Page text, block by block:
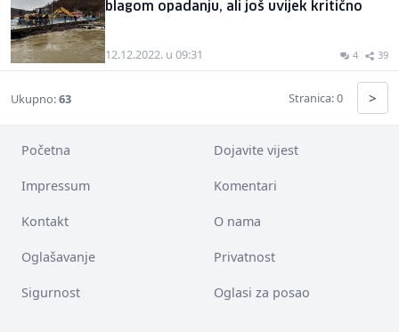
blagom opadanju, ali još uvijek kritično
12.12.2022. u 09:31 4 39
Ukupno:63 Stranica: 0 >
Početna Dojavite vijest
Impressum Komentari
Kontakt O nama
Oglašavanje Privatnost
Sigurnost Oglasi za posao